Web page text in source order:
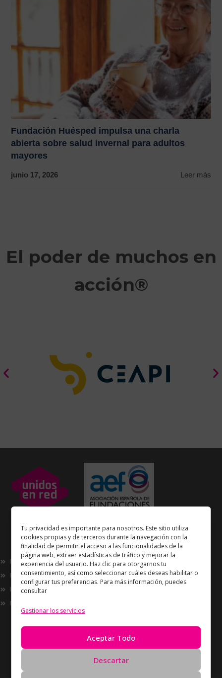
Tu privacidad es importante para nosotros. Este sitio utiliza
cookies propias y de terceros durante la navegación con la
finalidad de permitir el acceso a las funcionalidades de la
página web, extraer estadísticas de tráfico y mejorar la
experiencia del usuario. Haz clic para otorgarnos tu
consentimiento, así como seleccionar cuáles deseas habilitar o
configurar tus preferencias. Para más información, puedes
consultar
Gestionar los servicios
Aceptar Todo
Descartar
Fundación Huésped impulsa una charla
abierta sobre salud invernal para adultos
mayores
junio 17, 2026 Leer más
El poder de muchos en
acción®
Enlaces de interés
Nosotros
Proyectos
Innovación
Now
de laAsociación Española de Fundaciones
Política de Privacidad
Política de cookies